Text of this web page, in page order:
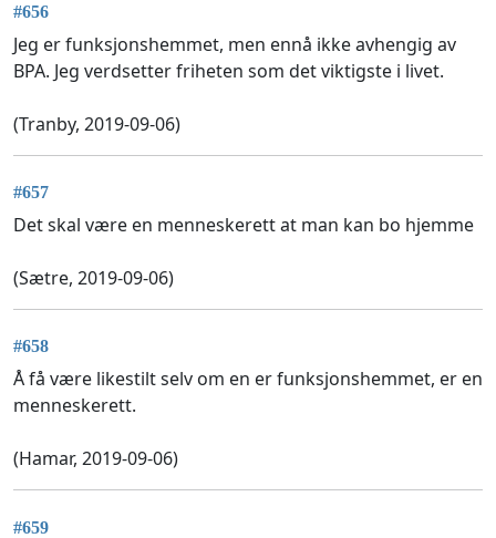
#656
Jeg er funksjonshemmet, men ennå ikke avhengig av
BPA. Jeg verdsetter friheten som det viktigste i livet.
(Tranby, 2019-09-06)
#657
Det skal være en menneskerett at man kan bo hjemme
(Sætre, 2019-09-06)
#658
Å få være likestilt selv om en er funksjonshemmet, er en
menneskerett.
(Hamar, 2019-09-06)
#659